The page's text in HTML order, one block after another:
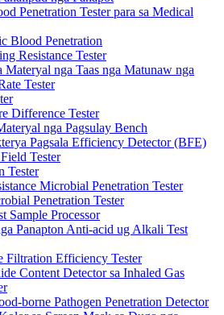
Penetration Tester para sa Medical
Blood Penetration
Resistance Tester
Materyal nga Taas nga Matunaw nga
Tester
Difference Tester
nga Pagsulay Bench
Pagsala Efficiency Detector (BFE)
Tester
Tester
Microbial Penetration Tester
Penetration Tester
Sample Processor
Panapton Anti-acid ug Alkali Test
Filtration Efficiency Tester
Content Detector sa Inhaled Gas
borne Pathogen Penetration Detector